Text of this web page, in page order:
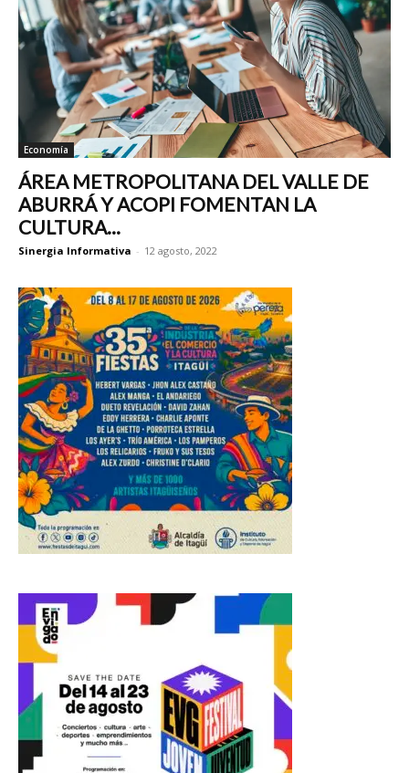
Economía
ÁREA METROPOLITANA DEL VALLE DE
ABURRÁ Y ACOPI FOMENTAN LA
CULTURA...
Sinergia Informativa - 12 agosto, 2022